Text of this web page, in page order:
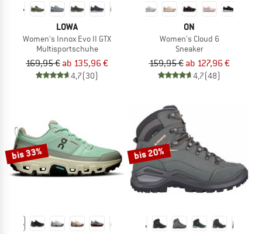
LOWA
Women's Innox Evo II GTX
Multisportschuhe
169,95 € ab 135,96 €
4,7(30)
ON
Women's Cloud 6
Sneaker
159,95 € ab 127,96 €
4,7(48)
bis 33% bis 20%